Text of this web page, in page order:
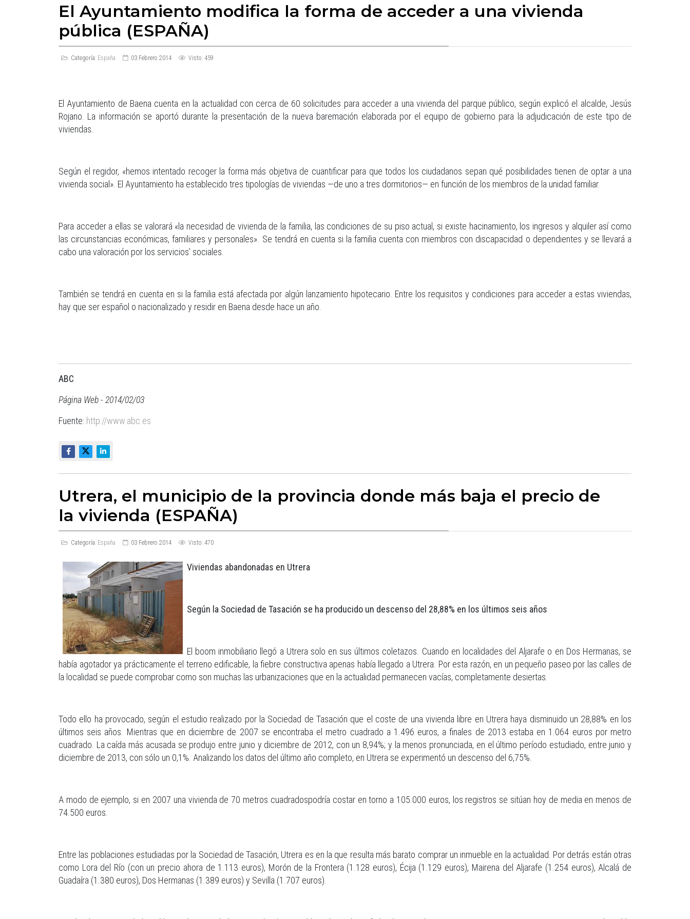
El Ayuntamiento modifica la forma de acceder a una vivienda
pública (ESPAÑA)
Categoría: España 03 Febrero 2014 Visto: 459
El Ayuntamiento de Baena cuenta en la actualidad con cerca de 60 solicitudes para acceder a una vivienda del parque público, según explicó el alcalde, Jesús
Rojano. La información se aportó durante la presentación de la nueva baremación elaborada por el equipo de gobierno para la adjudicación de este tipo de
viviendas.
Según el regidor, «hemos intentado recoger la forma más objetiva de cuantificar para que todos los ciudadanos sepan qué posibilidades tienen de optar a una
vivienda social». El Ayuntamiento ha establecido tres tipologías de viviendas —de uno a tres dormitorios— en función de los miembros de la unidad familiar.
Para acceder a ellas se valorará «la necesidad de vivienda de la familia, las condiciones de su piso actual, si existe hacinamiento, los ingresos y alquiler así como
las circunstancias económicas, familiares y personales». Se tendrá en cuenta si la familia cuenta con miembros con discapacidad o dependientes y se llevará a
cabo una valoración por los servicios’ sociales.
También se tendrá en cuenta en si la familia está afectada por algún lanzamiento hipotecario. Entre los requisitos y condiciones para acceder a estas viviendas,
hay que ser español o nacionalizado y residir en Baena desde hace un año.
ABC
Página Web - 2014/02/03
Fuente: http://www.abc.es
Utrera, el municipio de la provincia donde más baja el precio de
la vivienda (ESPAÑA)
Categoría: España 03 Febrero 2014 Visto: 470
Viviendas abandonadas en Utrera
Según la Sociedad de Tasación se ha producido un descenso del 28,88% en los últimos seis años
El boom inmobiliario llegó a Utrera solo en sus últimos coletazos. Cuando en localidades del Aljarafe o en Dos Hermanas, se
había agotador ya prácticamente el terreno edificable, la fiebre constructiva apenas había llegado a Utrera. Por esta razón, en un pequeño paseo por las calles de
la localidad se puede comprobar como son muchas las urbanizaciones que en la actualidad permanecen vacías, completamente desiertas.
Todo ello ha provocado, según el estudio realizado por la Sociedad de Tasación que el coste de una vivienda libre en Utrera haya disminuido un 28,88% en los
últimos seis años. Mientras que en diciembre de 2007 se encontraba el metro cuadrado a 1.496 euros, a finales de 2013 estaba en 1.064 euros por metro
cuadrado. La caída más acusada se produjo entre junio y diciembre de 2012, con un 8,94%; y la menos pronunciada, en el último período estudiado, entre junio y
diciembre de 2013, con sólo un 0,1%. Analizando los datos del último año completo, en Utrera se experimentó un descenso del 6,75%.
A modo de ejemplo, si en 2007 una vivienda de 70 metros cuadradospodría costar en torno a 105.000 euros, los registros se sitúan hoy de media en menos de
74.500 euros.
Entre las poblaciones estudiadas por la Sociedad de Tasación, Utrera es en la que resulta más barato comprar un inmueble en la actualidad. Por detrás están otras
como Lora del Río (con un precio ahora de 1.113 euros), Morón de la Frontera (1.128 euros), Écija (1.129 euros), Mairena del Aljarafe (1.254 euros), Alcalá de
Guadaíra (1.380 euros), Dos Hermanas (1.389 euros) y Sevilla (1.707 euros).